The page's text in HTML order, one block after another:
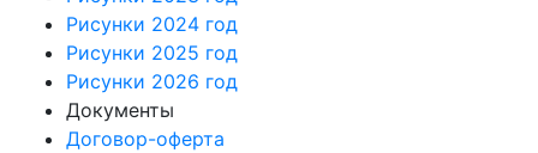
Рисунки 2024 год
Рисунки 2025 год
Рисунки 2026 год
Документы
Договор-оферта